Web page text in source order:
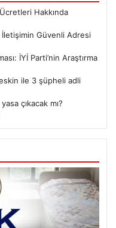
Hakkında
Güvenli Adresi
İYİ Parti’nin Araştırma
ile 3 şüpheli adli
çıkacak mı?